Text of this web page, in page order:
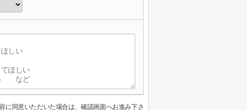
に同意いただいた場合は、確認画面へお進み下さ